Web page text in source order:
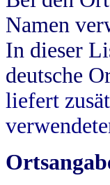
Namen
In dieser
deutsche
liefert